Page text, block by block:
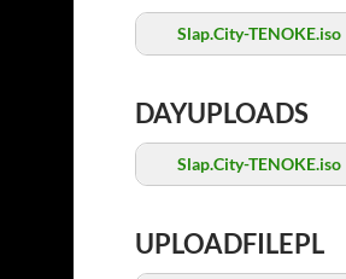
Slap.City-TENOKE.iso
DAYUPLOADS
Slap.City-TENOKE.iso
UPLOADFILEPL